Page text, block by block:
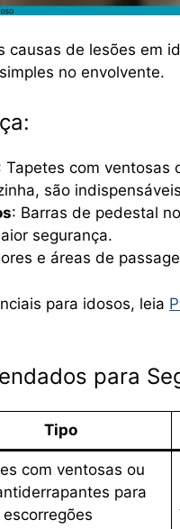
causas de lesões em
no envolvente.
Tapetes com ventosas
são
: Barras de pedestal
segurança.
e áreas de
para idosos, leia
para
Tipo
com ventosas ou
para